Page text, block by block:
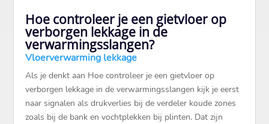
Hoe controleer je een gietvloer op
verborgen lekkage in de
verwarmingsslangen?
Vloerverwarming lekkage
Als je denkt aan Hoe controleer je een gietvloer op
verborgen lekkage in de verwarmingsslangen kijk je eerst
naar signalen als drukverlies bij de verdeler koude zones
zoals bij de bank en vochtplekken bij plinten. Dat zijn